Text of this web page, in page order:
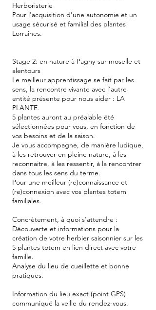
Herboristerie
Pour l'acquisition d'une autonomie et un
usage sécurisé et familial des plantes
Lorraines.
Stage 2: en nature à Pagny-sur-moselle et
alentours
Le meilleur apprentissage se fait par les
sens, la rencontre vivante avec l'autre
entité présente pour nous aider : LA
PLANTE.
5 plantes auront au préalable été
sélectionnées pour vous, en fonction de
vos besoins et de la saison.
Je vous accompagne, de manière ludique,
à les retrouver en pleine nature, à les
reconnaitre, à les ressentir, à la rencontrer
dans tous les sens du terme.
Pour une meilleur (re)connaissance et
(re)connexion avec vos plantes totem
familiales.
Concrètement, à quoi s'attendre :
Découverte et informations pour la
création de votre herbier saisonnier sur les
5 plantes totem en lien direct avec votre
famille.
Analyse du lieu de cueillette et bonne
pratiques.
Information du lieu exact (point GPS)
communiqué la veille du rendez-vous.